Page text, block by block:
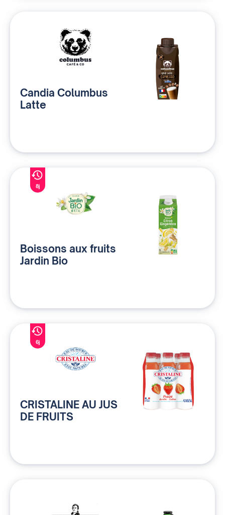
Candia Columbus
Latte
8j
Boissons aux fruits
Jardin Bio
6j
CRISTALINE AU JUS
DE FRUITS